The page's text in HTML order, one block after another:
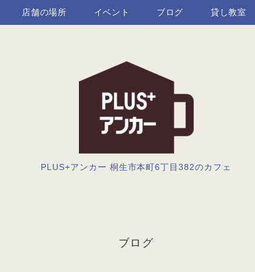
店舗の場所 イベント ブログ 貸し教室
PLUS+アンカー 桐生市本町6丁目382のカフェ
ブログ